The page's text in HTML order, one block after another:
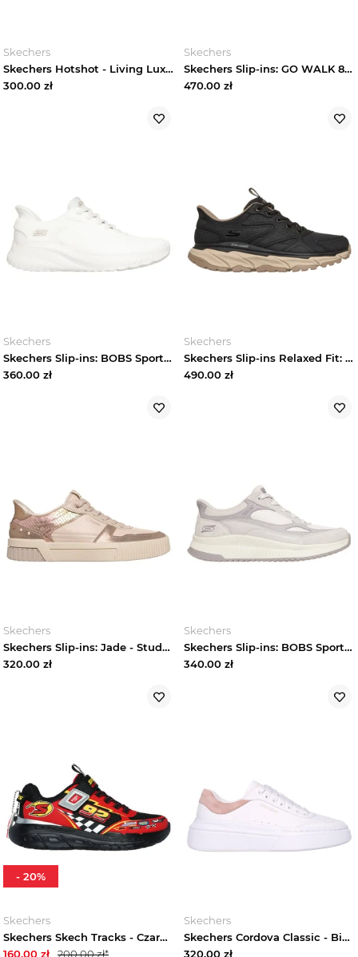
Skechers
Skechers Hotshot - Living Luxe - Brazowy / Rozowy
300.00 zł
Skechers
Skechers Slip-ins: GO WALK 8 -Rylee - Bialy / Srebrny
470.00 zł
Skechers
Skechers Slip-ins: BOBS Sport Squad Chaos - Off White
360.00 zł
Skechers
Skechers Slip-ins Relaxed Fit: D'Lux Journey - Talon Summit - Czarny / Naturalny
490.00 zł
Skechers
Skechers Slip-ins: Jade - Studded Glow - Szarobrazowy
320.00 zł
Skechers
Skechers Slip-ins: BOBS Sport Squad 4 - Details - Biały / Wielokolorowy
340.00 zł
Skechers
Skechers Skech Tracks - Czarny / Czerwony
160.00 zł 200.00zł*
- 20%
Skechers
Skechers Cordova Classic - Bialy / Rozowy
320.00 zł